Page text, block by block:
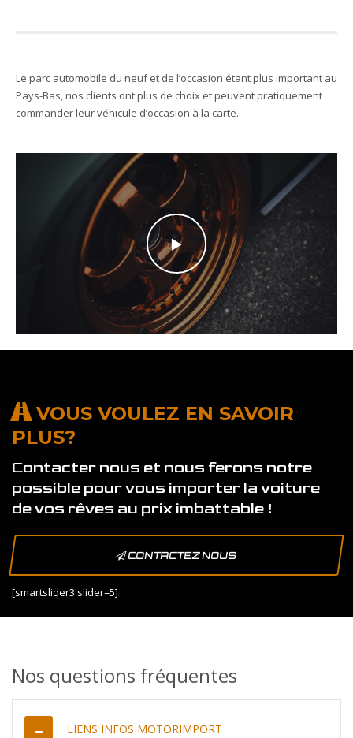
Le parc automobile du neuf et de l’occasion étant plus important au
Pays-Bas, nos clients ont plus de choix et peuvent pratiquement
commander leur véhicule d’occasion à la carte.
VOUS VOULEZ EN SAVOIR
PLUS?
Contacter nous et nous ferons notre
possible pour vous importer la voiture
de vos rêves au prix imbattable !
CONTACTEZ NOUS
[smartslider3 slider=5]
Nos questions fréquentes
LIENS INFOS MOTORIMPORT